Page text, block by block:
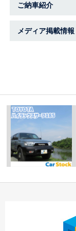
ご納車紹介
メディア掲載情報